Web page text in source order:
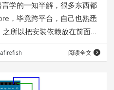
学的一知半解，很多东西都
，毕竟跨平台，自己也熟悉
所以把安装依赖放在前面，
。参考地址：
安装.Net Core RunTime 这
afirefish 阅读全文